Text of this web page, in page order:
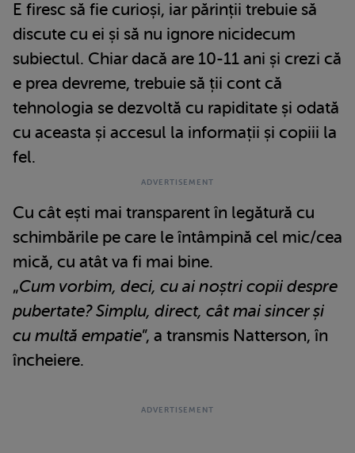
E firesc să fie curioși, iar părinții trebuie să
discute cu ei și să nu ignore nicidecum
subiectul. Chiar dacă are 10-11 ani și crezi că
e prea devreme, trebuie să ții cont că
tehnologia se dezvoltă cu rapiditate și odată
cu aceasta și accesul la informații și copiii la
fel.
Cu cât ești mai transparent în legătură cu
schimbările pe care le întâmpină cel mic/cea
mică, cu atât va fi mai bine.
„Cum vorbim, deci, cu ai noștri copii despre
pubertate? Simplu, direct, cât mai sincer și
cu multă empatie”, a transmis Natterson, în
încheiere.